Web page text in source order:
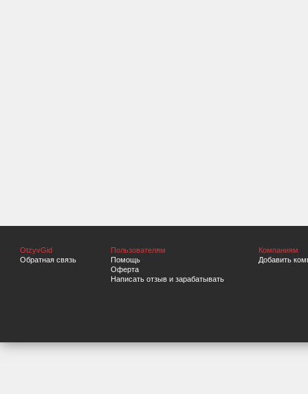
OtzyvGid
Обратная связь
Пользователям
Помощь
Оферта
Написать отзыв и зарабатывать
Компаниям
Добавить